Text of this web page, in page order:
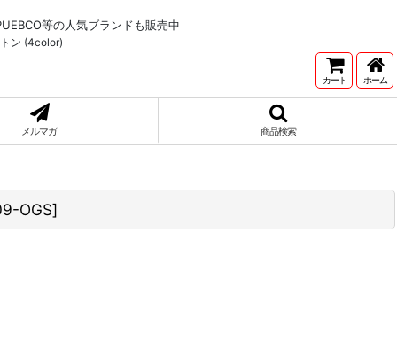
等の人気ブランドも販売中
ン (4color)
カート ホーム
メルマガ 商品検索
OGS]